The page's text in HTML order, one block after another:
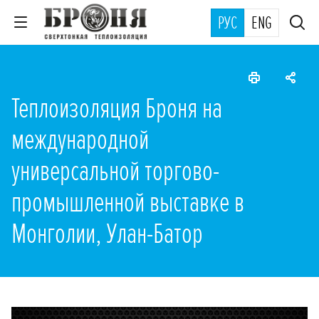
РУС ENG
Теплоизоляция Броня на
международной
универсальной торгово-
промышленной выставке в
Монголии, Улан-Батор